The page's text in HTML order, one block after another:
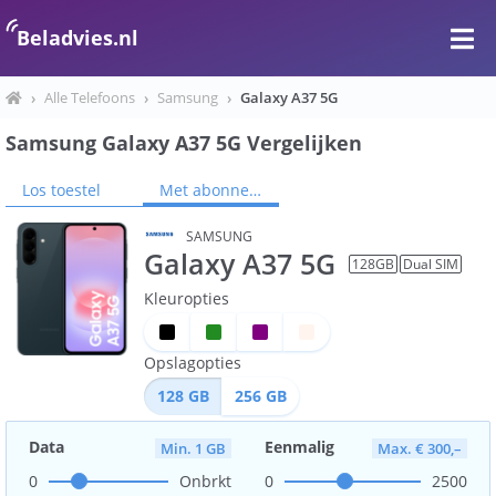
Beladvies.nl
› Alle Telefoons › Samsung › Galaxy A37 5G
Samsung Galaxy A37 5G Vergelijken
Los toestel Met abonnement
SAMSUNG
Galaxy A37 5G 128GB Dual SIM
Kleuropties
Opslagopties
128 GB 256 GB
Data Min. 1 GB
0 Onbrkt
Eenmalig Max. € 300,–
0 2500